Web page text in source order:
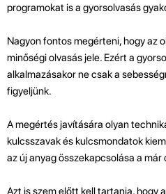
programokat is a gyorsolvasás
Nagyon fontos megérteni, hogy az
minőségi olvasás jele. Ezért a
alkalmazásakor ne csak a
figyeljünk.
A megértés javítására olyan
kulcsszavak és kulcsmondatok
az új anyag összekapcsolása a már
Azt is szem előtt kell tartania, hogy